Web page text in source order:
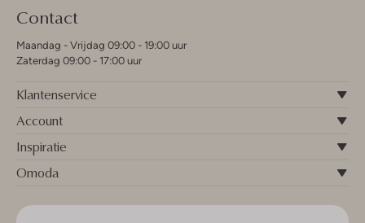
Contact
Maandag - Vrijdag 09:00 - 19:00 uur
Zaterdag 09:00 - 17:00 uur
Klantenservice
Account
Inspiratie
Omoda